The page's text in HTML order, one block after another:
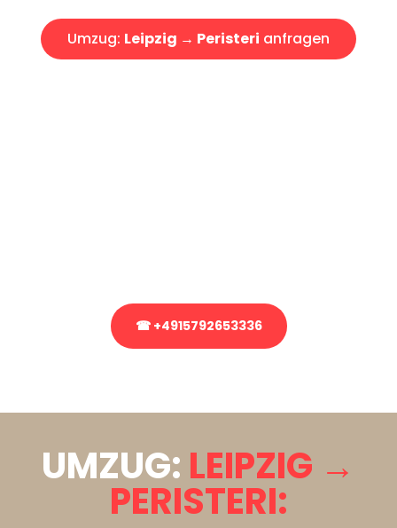
Umzug: Leipzig → Peristeri anfragen
☎ +4915792653336
UMZUG: LEIPZIG →
PERISTERI: